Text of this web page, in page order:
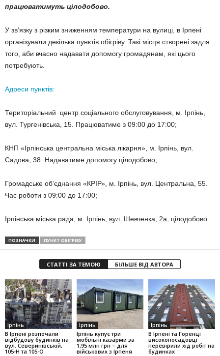
працюватимуть цілодобово.
У зв’язку з різким зниженням температури на вулиці, в Ірпені
організували декілька пунктів обігріву. Такі місця створені задля
того, аби вчасно надавати допомогу громадянам, які цього
потребують.
Адреси пунктів:
Територіальний центр соціального обслуговування, м. Ірпінь,
вул. Тургенівська, 15. Працюватиме з 09:00 до 17:00;
КНП «Ірпінська центральна міська лікарня», м. Ірпінь, вул.
Садова, 38. Надаватиме допомогу цілодобово;
Громадське об’єднання «КРІР», м. Ірпінь, вул. Центральна, 55.
Час роботи з 09:00 до 17:00;
Ірпінська міська рада, м. Ірпінь, вул. Шевченка, 2а, цілодобово.
ПОЗНАЧКИ ПУНКТ ОБІГРІВУ
СТАТТІ ЗА ТЕМОЮ БІЛЬШЕ ВІД АВТОРА
Ірпінь
В Ірпені розпочали
відбудову будинків на
вул. Северинівській,
105-Н та 105-О
Ірпінь
Ірпінь купує три
мобільні казарми за
1,95 млн грн – для
військових з Ірпеня
Ірпінь
В Ірпені та Горенці
високопосадовці
перевірили хід робіт на
будинках